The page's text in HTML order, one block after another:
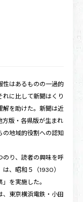
性はあるものの一過的
に比して新聞はくり
解を助けた。新聞は近
版・各県版が生まれ
の地域的役割への認知
のり、読者の興味を呼
、昭和５（1930）
を実施した。
、東京横浜電鉄・小田